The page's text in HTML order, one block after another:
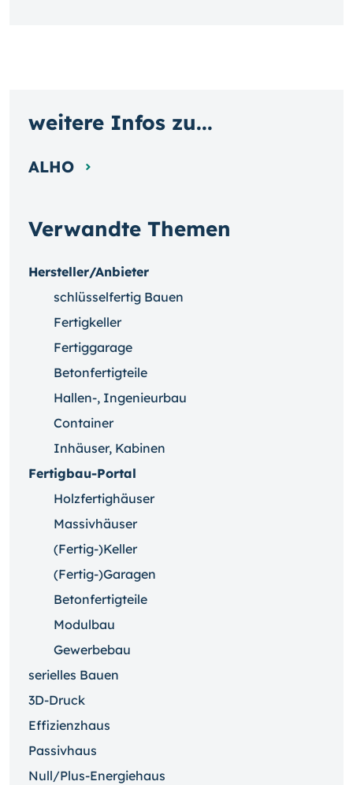
Verwandte Themen
Hersteller/Anbieter
schlüsselfertig Bauen
Fertigkeller
Fertiggarage
Betonfertigteile
Hallen-, Ingenieurbau
Container
Inhäuser, Kabinen
Fertigbau-Portal
Holzfertighäuser
Massivhäuser
(Fertig-)Keller
(Fertig-)Garagen
Betonfertigteile
Modulbau
Gewerbebau
serielles Bauen
3D-Druck
Effizienzhaus
Passivhaus
Null/Plus-Energiehaus
weitere Infos zu...
ALHO